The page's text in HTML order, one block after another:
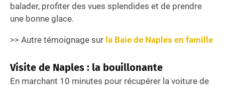
balader, profiter des vues splendides et de prendre
une bonne glace.
>> Autre témoignage sur la Baie de Naples en famille
Visite de Naples : la bouillonante
En marchant 10 minutes pour récupérer la voiture de